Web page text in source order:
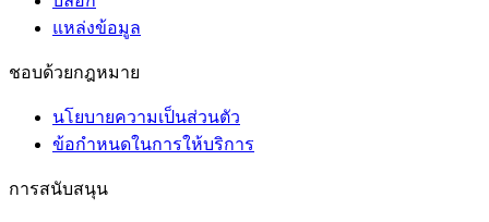
แหล่งข้อมูล
ชอบด้วยกฎหมาย
นโยบายความเป็นส่วนตัว
ข้อกําหนดในการให้บริการ
การสนับสนุน